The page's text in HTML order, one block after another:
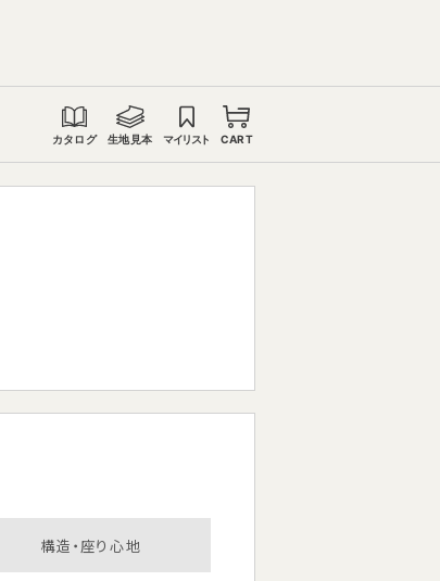
カタログ 生地見本 マイリスト CART
構造・座り心地